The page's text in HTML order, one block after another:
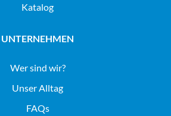
Katalog
UNTERNEHMEN
Wer sind wir?
Unser Alltag
FAQs